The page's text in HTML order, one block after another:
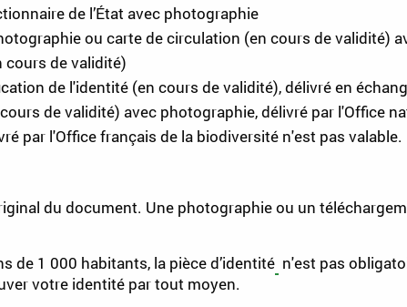
de l’État avec photographie
ou carte de circulation (en cours de validité)
cours de validité)
de l'identité (en cours de validité), délivré en
de validité) avec photographie, délivré par l'Office
par l'Office français de la biodiversité n'est pas valable.
du document. Une photographie ou un
de 1 000 habitants, la pièce d’identité n'est pas
votre identité par tout moyen.